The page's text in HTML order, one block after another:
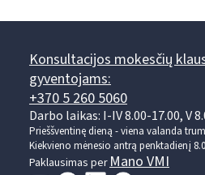
Konsultacijos mokesčių
gyventojams:
+370 5 260 5060
Darbo laikas: I-IV 8.00-17.00, V
Prieššventinę dieną - viena valanda
Kiekvieno mėnesio antrą penktadienį
Paklausimas perMano VMI